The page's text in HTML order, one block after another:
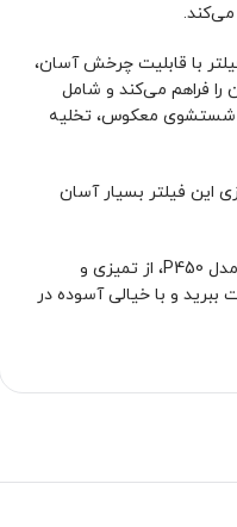
فیلتر با قابلیت چرخش آسان،
را فراهم می‌کند و شامل
شستشوی معکوس، تخلیه
این فیلتر بسیار آسان
با انتخاب فیلتر شنی استخر EMAUX مدل P450، از تمیزی و
و با خیالی آسوده در